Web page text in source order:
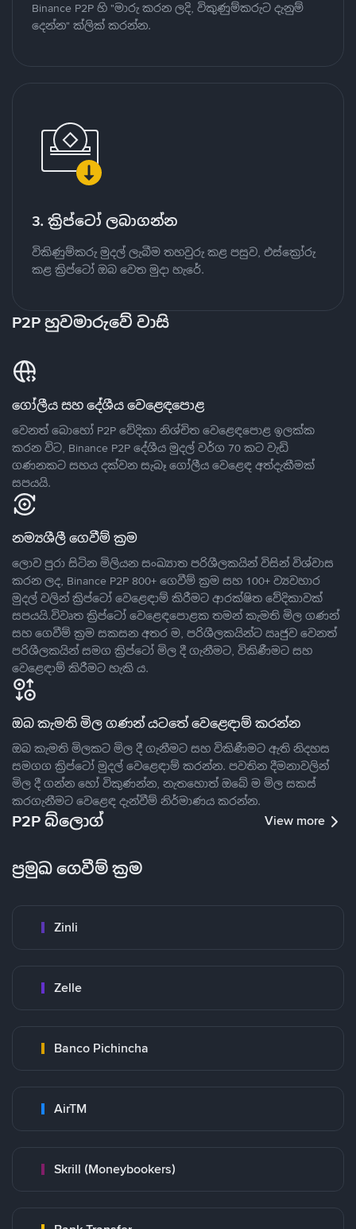
Binance P2P හි "මාරු කරන ලදි, විකුණුම්කරුට දැනුම්
දෙන්න" ක්ලික් කරන්න.
3. ක්‍රිප්ටෝ ලබාගන්න
විකිණුම්කරු මුදල් ලැබීම තහවුරු කළ පසුව, එස්ක්‍රෝරු
කළ ක්‍රිප්ටෝ ඔබ වෙත මුදා හැරේ.
P2P හුවමාරුවේ වාසි
ගෝලීය සහ දේශීය වෙළෙඳපොළ
වෙනත් බොහෝ P2P වේදිකා නිශ්චිත වෙළෙඳපොළ ඉලක්ක
කරන විට, Binance P2P දේශීය මුදල් වර්ග 70 කට වැඩි
ගණනකට සහය දක්වන සැබෑ ගෝලීය වෙළෙඳ අත්දැකීමක්
සපයයි.
නම්‍යශීලී ගෙවීම් ක්‍රම
ලොව පුරා සිටින මිලියන සංඛ්‍යාත පරිශීලකයින් විසින් විශ්වාස
කරන ලද, Binance P2P 800+ ගෙවීම් ක්‍රම සහ 100+ ව්‍යවහාර
මුදල් වලින් ක්‍රිප්ටෝ වෙළෙඳාම් කිරීමට ආරක්ෂිත වේදිකාවක්
සපයයි.විවෘත ක්‍රිප්ටෝ වෙළෙඳපොළක තමන් කැමති මිල ගණන්
සහ ගෙවීම් ක්‍රම සකසන අතර ම, පරිශීලකයින්ට ඍජුව වෙනත්
පරිශීලකයින් සමග ක්‍රිප්ටෝ මිල දී ගැනීමට, විකිණීමට සහ
වෙළෙඳාම් කිරීමට හැකි ය.
ඔබ කැමති මිල ගණන් යටතේ වෙළෙඳාම් කරන්න
ඔබ කැමති මිලකට මිල දී ගැනීමට සහ විකිණීමට ඇති නිදහස
සමගග ක්‍රිප්ටෝ මුදල් වෙළෙඳාම් කරන්න. පවතින දීමනාවලින්
මිල දී ගන්න හෝ විකුණන්න, නැතහොත් ඔබේ ම මිල සකස්
කරගැනීමට වෙළෙඳ දැන්වීම් නිර්මාණය කරන්න.
P2P බ්ලොග් View more
ප්‍රමුඛ ගෙවීම් ක්‍රම
Zinli
Zelle
Banco Pichincha
AirTM
Skrill (Moneybookers)